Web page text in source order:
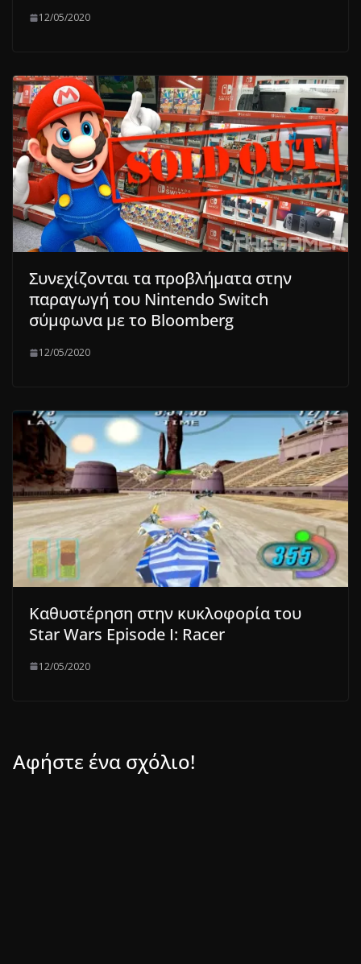
12/05/2020
Συνεχίζονται τα προβλήματα στην
παραγωγή του Nintendo Switch
σύμφωνα με το Bloomberg
12/05/2020
Καθυστέρηση στην κυκλοφορία του
Star Wars Episode I: Racer
12/05/2020
Αφήστε ένα σχόλιο!